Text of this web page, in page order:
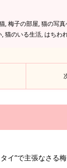
,梅子の部屋,猫の写
,猫のいる生活,はちわ
イ”で主張なさる